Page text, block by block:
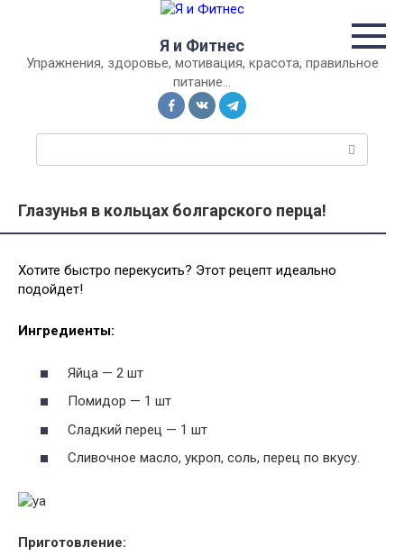
Я и Фитнес
Упражнения, здоровье, мотивация, красота, правильное
питание…
о
к
:
Глазунья в кольцах болгарского перца!
Хотите быстро перекусить? Этот рецепт идеально
подойдет!
Ингредиенты:
Яйца — 2 шт
Помидор — 1 шт
Сладкий перец — 1 шт
Сливочное масло, укроп, соль, перец по вкусу.
Приготовление: